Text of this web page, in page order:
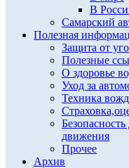
В
Самарский
Полезная
Защита от
Полезные
О здоровье
Уход за
Техника
движения
Прочее
Архив